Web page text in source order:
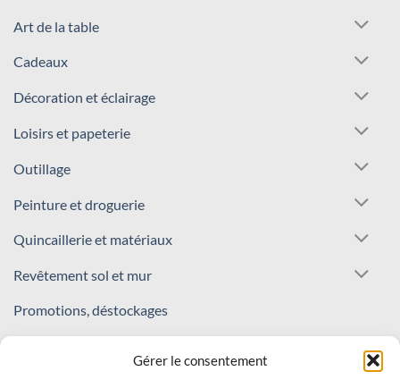
Gérer le consentement
Art de la table
Cadeaux
Décoration et éclairage
Loisirs et papeterie
Outillage
Peinture et droguerie
Quincaillerie et matériaux
Revêtement sol et mur
Promotions, déstockages
REJOIGNEZ NOTRE COMMUNAUTÉ !